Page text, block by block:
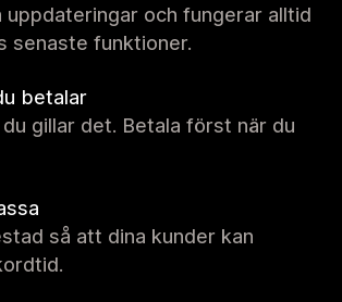
uppdateringar och fungerar alltid
senaste funktioner.
betalar
gillar det. Betala först när du
så att dina kunder kan